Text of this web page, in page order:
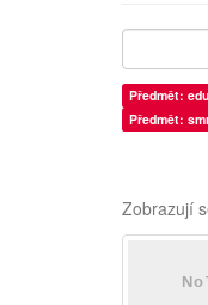
Předmět:
Předmět:
Zobrazují